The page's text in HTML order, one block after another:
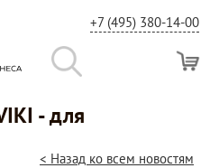
+7 (495) 380-14-00
- для
< Назад ко всем новостям